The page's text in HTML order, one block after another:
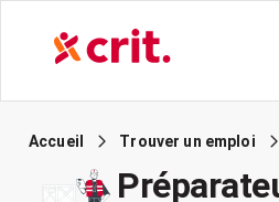
Accueil Trouver un emploi